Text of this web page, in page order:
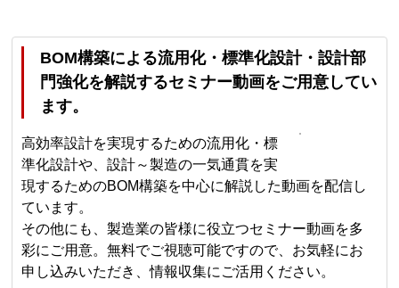
BOM構築による流用化・標準化設計・設計部
門強化を解説するセミナー動画をご用意してい
ます。
高効率設計を実現するための流用化・標
準化設計や、設計～製造の一気通貫を実
現するためのBOM構築を中心に解説した動画を配信し
ています。
その他にも、製造業の皆様に役立つセミナー動画を多
彩にご用意。無料でご視聴可能ですので、お気軽にお
申し込みいただき、情報収集にご活用ください。